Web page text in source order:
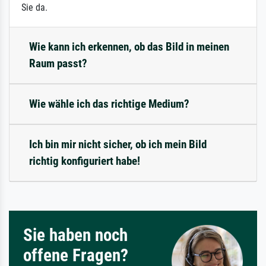
Sie da.
Wie kann ich erkennen, ob das Bild in meinen
Raum passt?
Wie wähle ich das richtige Medium?
Ich bin mir nicht sicher, ob ich mein Bild
richtig konfiguriert habe!
Sie haben noch
offene Fragen?